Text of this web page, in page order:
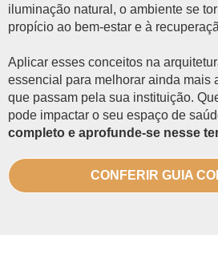
iluminação natural, o ambiente se
propício ao bem-estar e à
Aplicar esses conceitos na
essencial para melhorar ainda mais
que passam pela sua instituição.
pode impactar o seu espaço de
completo e aprofunde-se nesse
CONFERIR GUIA